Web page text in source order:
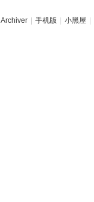
Archiver | 手机版 | 小黑屋 |